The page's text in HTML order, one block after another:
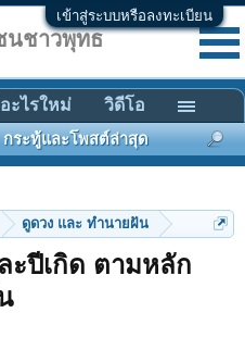
เข้าสู่ระบบหรือลงทะเบียน
ดูดวง และ ทำนายฝัน
ะปีเกิด ตามหลัก
นชาวพุทธ
กระทู้และโพสต์ล่าสุด
ะไรใหม่ วิดีโอ